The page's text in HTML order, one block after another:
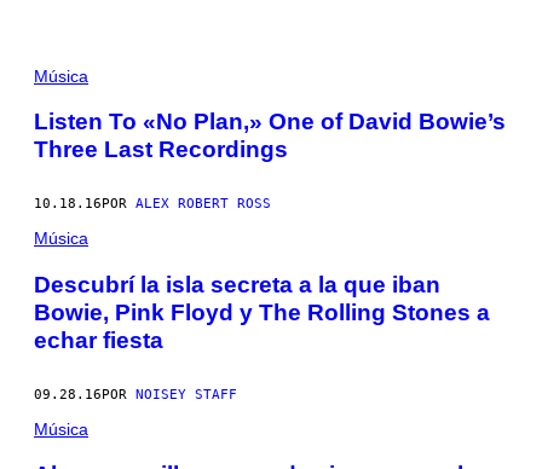
Música
Listen To «No Plan,» One of David Bowie’s
Three Last Recordings
10.18.16 POR ALEX ROBERT ROSS
Música
Descubrí la isla secreta a la que iban
Bowie, Pink Floyd y The Rolling Stones a
echar fiesta
09.28.16POR NOISEY STAFF
Música